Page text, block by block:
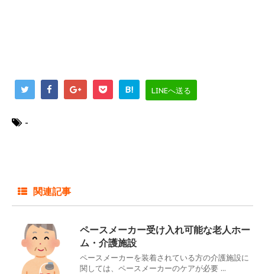
B! LINEへ送る
-
関連記事
ペースメーカー受け入れ可能な老人ホー
ム・介護施設
ペースメーカーを装着されている方の介護施設に
関しては、ペースメーカーのケアが必要 ...